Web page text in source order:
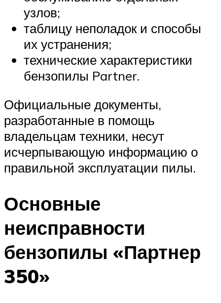
узлов;
таблицу неполадок и способы
их устранения;
технические характеристики
бензопилы Partner.
Официальные документы,
разработанные в помощь
владельцам техники, несут
исчерпывающую информацию о
правильной эксплуатации пилы.
Основные
неисправности
бензопилы «Партнер
350»